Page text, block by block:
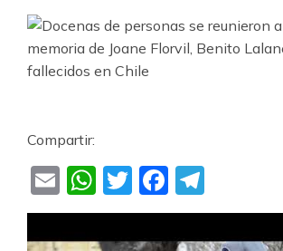
Compartir:
EmailWhatsApp
TwitterFacebook